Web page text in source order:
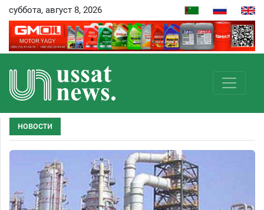
суббота, август 8, 2026
НОВОСТИ